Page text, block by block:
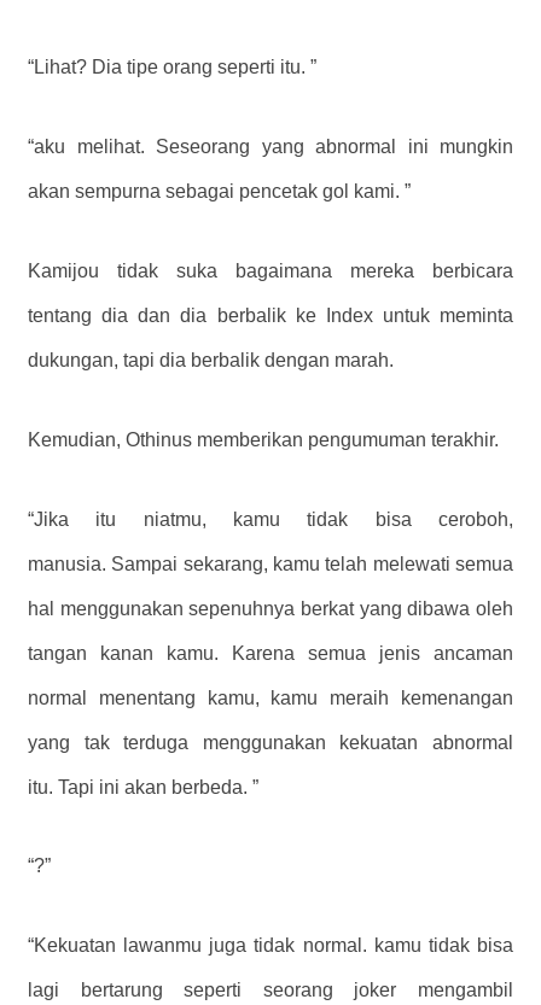
“Lihat? Dia tipe orang seperti itu. ”
“aku melihat. Seseorang yang abnormal ini mungkin
akan sempurna sebagai pencetak gol kami. ”
Kamijou tidak suka bagaimana mereka berbicara
tentang dia dan dia berbalik ke Index untuk meminta
dukungan, tapi dia berbalik dengan marah.
Kemudian, Othinus memberikan pengumuman terakhir.
“Jika itu niatmu, kamu tidak bisa ceroboh,
manusia. Sampai sekarang, kamu telah melewati semua
hal menggunakan sepenuhnya berkat yang dibawa oleh
tangan kanan kamu. Karena semua jenis ancaman
normal menentang kamu, kamu meraih kemenangan
yang tak terduga menggunakan kekuatan abnormal
itu. Tapi ini akan berbeda. ”
“?”
“Kekuatan lawanmu juga tidak normal. kamu tidak bisa
lagi bertarung seperti seorang joker mengambil